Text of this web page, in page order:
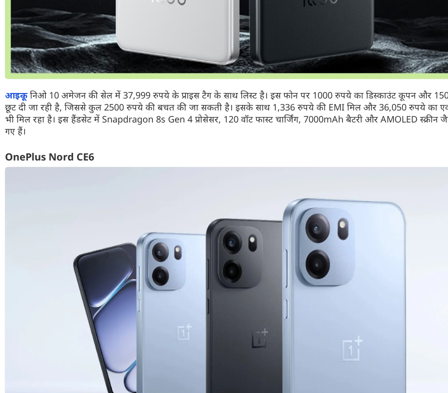
आइकू निओ 10 अमेजन की सेल में 37,999 रुपये के प्राइस टैग के साथ लिस्ट है। इस फोन पर 1000 रुपये का डिस्काउंट कूपन और
छूट दी जा रही है, जिससे कुल 2500 रुपये की बचत की जा सकती है। इसके साथ 1,336 रुपये की EMI मिल और 36,050 रुपये
भी मिल रहा है। इस हैंडसेट में Snapdragon 8s Gen 4 प्रोसेसर, 120 वॉट फास्ट चार्जिंग, 7000mAh बैटरी और AMOLED स्क्रीन
गए हैं।
OnePlus Nord CE6